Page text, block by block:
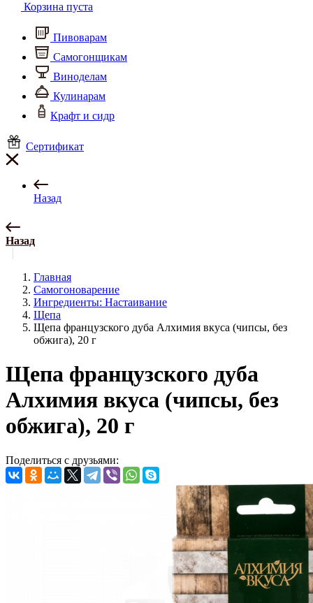
Корзина пуста
Пивоварам
Самогонщикам
Виноделам
Кулинарам
Крафт и сидр
Сертификат
Назад
Назад
Главная
Самогоноварение
Ингредиенты: Настаивание
Щепа
Щепа французского дуба Алхимия вкуса (чипсы, без
обжига), 20 г
Щепа французского дуба
Алхимия вкуса (чипсы, без
обжига), 20 г
Поделиться с друзьями: